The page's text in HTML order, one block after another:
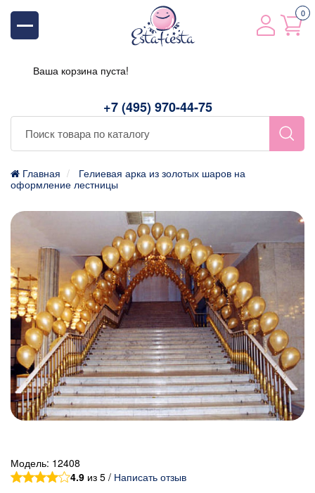
+7 (495) 970-44-75
0
Ваша корзина пуста!
Главная
Гелиевая арка из золотых шаров на
оформление лестницы
Модель: 12408
4.9 из 5 / Написать отзыв